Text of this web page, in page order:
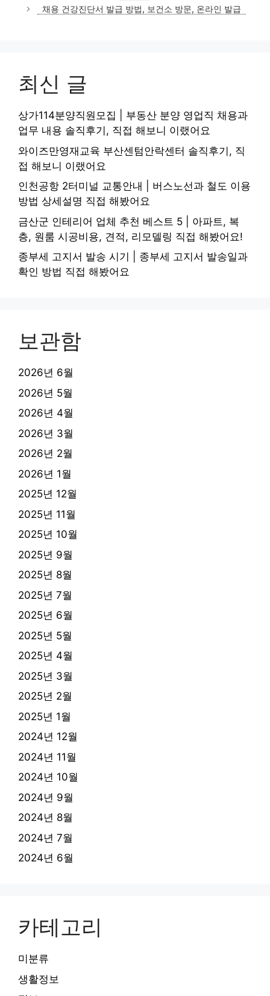
채용 건강진단서 발급 방법, 보건소 방문, 온라인 발급
최신 글
상가114분양직원모집 | 부동산 분양 영업직 채용과
업무 내용 솔직후기, 직접 해보니 이랬어요
와이즈만영재교육 부산센텀안락센터 솔직후기, 직
접 해보니 이랬어요
인천공항 2터미널 교통안내 | 버스노선과 철도 이용
방법 상세설명 직접 해봤어요
금산군 인테리어 업체 추천 베스트 5 | 아파트, 복
층, 원룸 시공비용, 견적, 리모델링 직접 해봤어요!
종부세 고지서 발송 시기 | 종부세 고지서 발송일과
확인 방법 직접 해봤어요
보관함
2026년 6월
2026년 5월
2026년 4월
2026년 3월
2026년 2월
2026년 1월
2025년 12월
2025년 11월
2025년 10월
2025년 9월
2025년 8월
2025년 7월
2025년 6월
2025년 5월
2025년 4월
2025년 3월
2025년 2월
2025년 1월
2024년 12월
2024년 11월
2024년 10월
2024년 9월
2024년 8월
2024년 7월
2024년 6월
카테고리
미분류
생활정보